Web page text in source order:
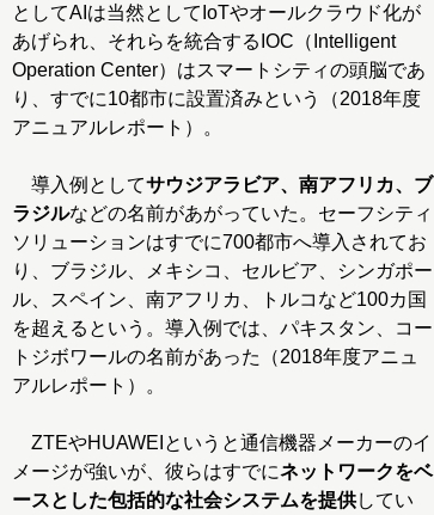
としてAIは当然としてIoTやオールクラウド化が
あげられ、それらを統合するIOC（Intelligent
Operation Center）はスマートシティの頭脳であ
り、すでに10都市に設置済みという（2018年度
アニュアルレポート）。
導入例としてサウジアラビア、南アフリカ、ブ
ラジルなどの名前があがっていた。セーフシティ
ソリューションはすでに700都市へ導入されてお
り、ブラジル、メキシコ、セルビア、シンガポー
ル、スペイン、南アフリカ、トルコなど100カ国
を超えるという。導入例では、パキスタン、コー
トジボワールの名前があった（2018年度アニュ
アルレポート）。
ZTEやHUAWEIというと通信機器メーカーのイ
メージが強いが、彼らはすでにネットワークをベ
ースとした包括的な社会システムを提供してい